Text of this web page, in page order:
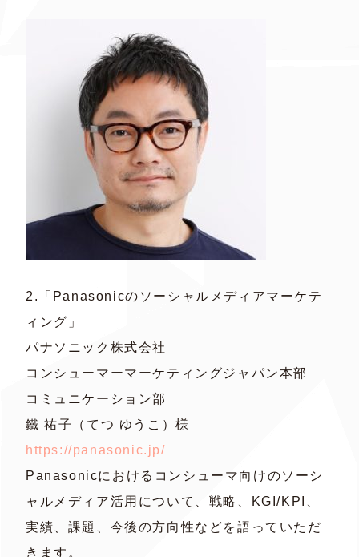
2.「Panasonicのソーシャルメディアマーケテ
ィング」
パナソニック株式会社
コンシューマーマーケティングジャパン本部
コミュニケーション部
鐵 祐子（てつ ゆうこ）様
https://panasonic.jp/
Panasonicにおけるコンシューマ向けのソーシ
ャルメディア活用について、戦略、KGI/KPI、
実績、課題、今後の方向性などを語っていただ
きます。